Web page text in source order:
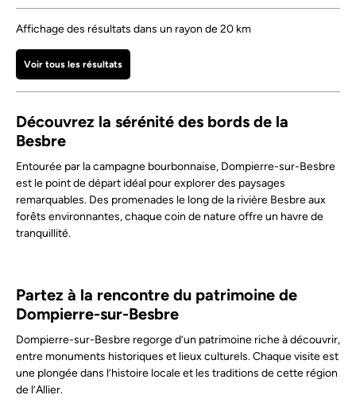
Affichage des résultats dans un rayon de 20 km
Voir tous les résultats
Découvrez la sérénité des bords de la
Besbre
Entourée par la campagne bourbonnaise, Dompierre-sur-Besbre
est le point de départ idéal pour explorer des paysages
remarquables. Des promenades le long de la rivière Besbre aux
forêts environnantes, chaque coin de nature offre un havre de
tranquillité.
Partez à la rencontre du patrimoine de
Dompierre-sur-Besbre
Dompierre-sur-Besbre regorge d’un patrimoine riche à découvrir,
entre monuments historiques et lieux culturels. Chaque visite est
une plongée dans l’histoire locale et les traditions de cette région
de l’Allier.